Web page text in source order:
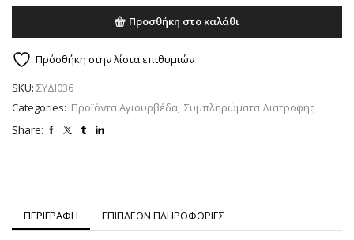
ΠΡΟΣΤΑΤΗ
(100
TABS)
ποσότητα
Προσθήκη στο καλάθι
Πρόσθήκη στην λίστα επιθυμιών
SKU: ΣΥΔΙ036
Categories: Προϊόντα Αγιουρβέδα Συμπληρώματα Διατροφής
Share:
ΠΕΡΙΓΡΑΦΗ ΕΠΙΠΛΕΟΝ ΠΛΗΡΟΦΟΡΙΕΣ